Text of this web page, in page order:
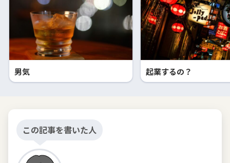
男気 起業するの？
この記事を書いた人